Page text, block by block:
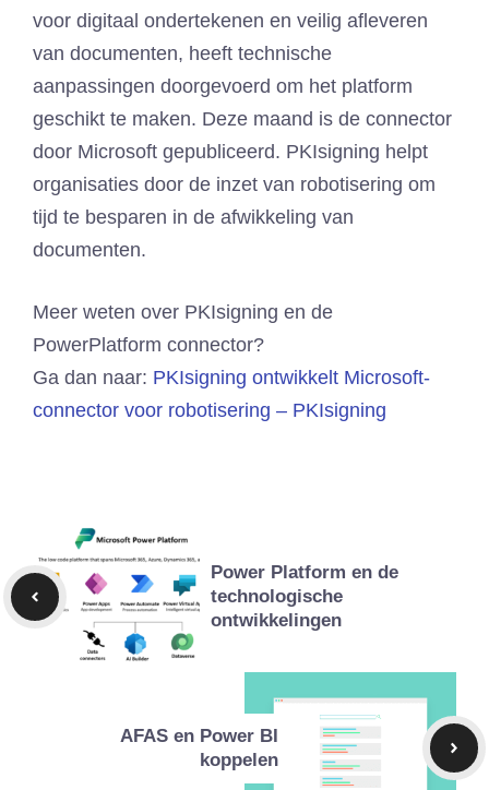
voor digitaal ondertekenen en veilig afleveren
van documenten, heeft technische
aanpassingen doorgevoerd om het platform
geschikt te maken. Deze maand is de connector
door Microsoft gepubliceerd. PKIsigning helpt
organisaties door de inzet van robotisering om
tijd te besparen in de afwikkeling van
documenten.
Meer weten over PKIsigning en de
PowerPlatform connector?
Ga dan naar: PKIsigning ontwikkelt Microsoft-
connector voor robotisering – PKIsigning
Power Platform en de
technologische
ontwikkelingen
AFAS en Power BI
koppelen